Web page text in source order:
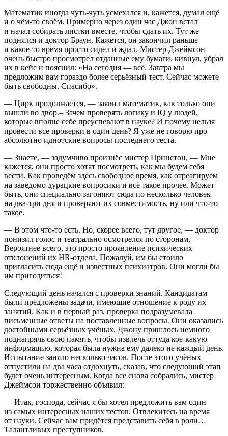
Математик иногда чуть-чуть усмехался и, кажется, думал ещё
и о чём-то своём. Примерно через один час Джон встал
и начал собирать листки вместе, чтобы сдать их. Тут же
поднялся и доктор Браун. Кажется, он закончил раньше
и какое-то время просто сидел и ждал. Мистер Джеймсон
очень быстро просмотрел отданные ему бумаги, кивнул, убрал
их в кейс и пояснил: «На сегодня — всё. Завтра мы
предложим вам гораздо более серьёзный тест. Сейчас можете
быть свободны. Спасибо».
— Цирк продолжается, — заявил математик, как только они
вышли во двор.– Зачем проверять логику и IQ у людей,
которые вполне себе преуспевают в науке? И почему нельзя
провести все проверки в один день? Я уже не говорю про
абсолютно идиотские вопросы последнего теста.
— Знаете, — задумчиво произнёс мистер Принстон, — Мне
кажется, они просто хотят посмотреть, как мы будем себя
вести. Как проведём здесь свободное время, как отреагируем
на заведомо дурацкие вопросики и всё такое прочее. Может
быть, они специально загоняют сюда по несколько человек
на два-три дня и проверяют их совместимость, ну или что-то
такое.
— В этом что-то есть. Но, скорее всего, тут другое, — доктор
понизил голос и театрально осмотрелся по сторонам, —
Вероятнее всего, это просто проявление психических
отклонений их HR-отдела. Пожалуй, им бы стоило
пригласить сюда ещё и известных психиатров. Они могли бы
им пригодиться!
Следующий день начался с проверки знаний. Кандидатам
были предложены задачи, имеющие отношение к роду их
занятий. Как и в первый раз, проверка подразумевала
письменные ответы на поставленные вопросы. Они оказались
достойными серьёзных учёных. Джону пришлось немного
поднапрячь свою память, чтобы извлечь оттуда кое-какую
информацию, которая была нужна ему далеко не каждый день.
Испытание заняло несколько часов. После этого учёных
отпустили на два часа отдохнуть, сказав, что следующий этап
будет очень интересным. Когда все снова собрались, мистер
Джеймсон торжественно объявил:
— Итак, господа, сейчас я бы хотел предложить вам один
из самых интересных наших тестов. Отвлекитесь на время
от науки. Сейчас вам придётся представить себя в роли…
Талантливых преступников.